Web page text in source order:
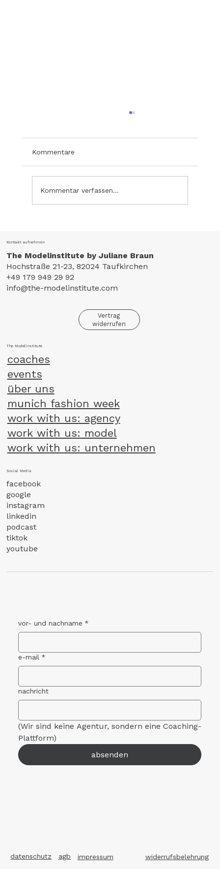
Kommentare
Kommentar verfassen...
Kontakt aufnehmen
The Modelinstitute by Juliane Braun
Hochstraße 21-23, 82024 Taufkirchen
+49 179 949 29 92
info@the-modelinstitute.com
Vertrag
widerrufen
The Modelinstitute
coaches
events
über uns
munich fashion week
work with us: agency
work with us: model
work with us: unternehmen
Social Media
facebook
google
instagram
linkedin
podcast
tiktok
youtube
vor- und nachname *
e-mail *
nachricht
(Wir sind keine Agentur, sondern eine Coaching-
Plattform)
absenden
agb
datenschutz impressum widerrufsbelehrung